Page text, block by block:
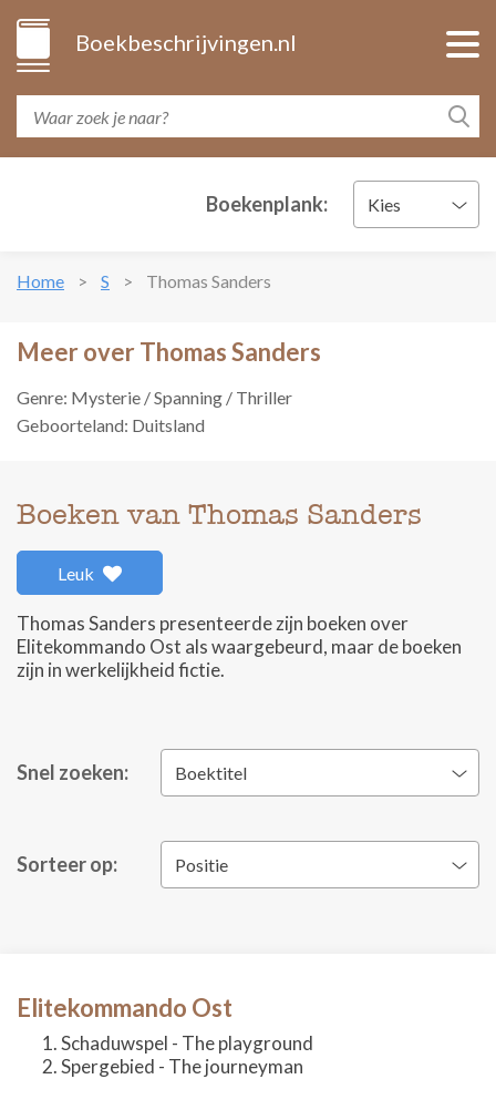
Boekbeschrijvingen.nl
Boekenplank: Kies
Home S Thomas Sanders
Meer over Thomas Sanders
Genre: Mysterie / Spanning / Thriller
Geboorteland: Duitsland
Boeken van Thomas Sanders
Leuk
Thomas Sanders presenteerde zijn boeken over
Elitekommando Ost als waargebeurd, maar de boeken
zijn in werkelijkheid fictie.
Snel zoeken: Boektitel
Sorteer op: Positie
Elitekommando Ost
Schaduwspel - The playground
Spergebied - The journeyman